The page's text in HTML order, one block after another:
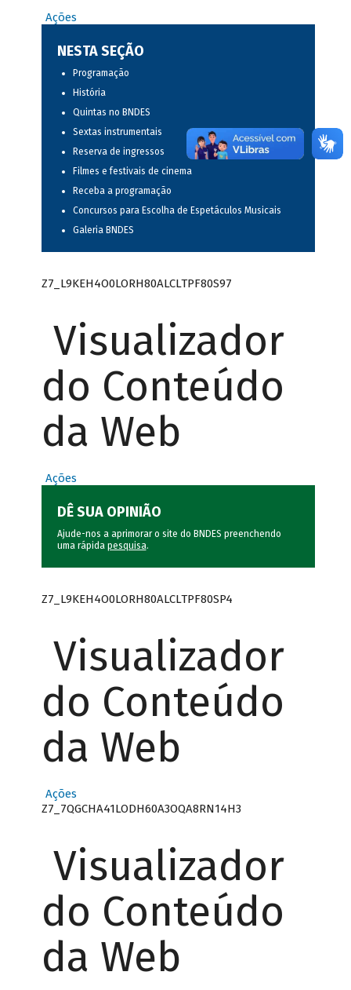
Ações
NESTA SEÇÃO
Programação
História
Quintas no BNDES
Sextas instrumentais
Reserva de ingressos
Filmes e festivais de cinema
Receba a programação
Concursos para Escolha de Espetáculos Musicais
Galeria BNDES
Z7_L9KEH4O0LORH80ALCLTPF80S97
Visualizador
do Conteúdo
da Web
Ações
DÊ SUA OPINIÃO
Ajude-nos a aprimorar o site do BNDES preenchendo
uma rápida pesquisa.
Z7_L9KEH4O0LORH80ALCLTPF80SP4
Visualizador
do Conteúdo
da Web
Ações
Z7_7QGCHA41LODH60A3OQA8RN14H3
Visualizador
do Conteúdo
da Web